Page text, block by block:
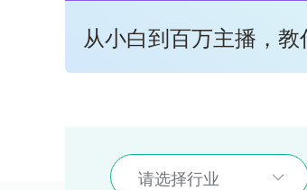
从小白到百万主播，
请选择行业